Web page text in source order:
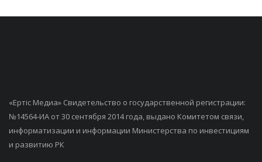
«Ертiс Медиа» Свидетельство о государственной регистрации:
№14564-ИА от 30 сентября 2014 года, выдано Комитетом связи,
информатизации и информации Министерства по инвестициям
и развитию РК